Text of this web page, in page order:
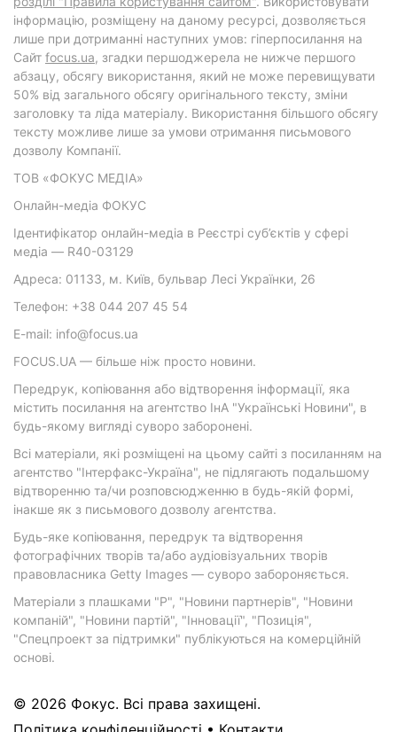
інформацію, розміщену на даному ресурсі, дозволяється
лише при дотриманні наступних умов: гіперпосилання на
Cайт focus.ua, згадки першоджерела не нижче першого
абзацу, обсягу використання, який не може перевищувати
50% від загального обсягу оригінального тексту, зміни
заголовку та ліда матеріалу. Використання більшого обсягу
тексту можливе лише за умови отримання письмового
дозволу Компанії.
ТОВ «ФОКУС МЕДІА»
Онлайн-медіа ФОКУС
Ідентифікатор онлайн-медіа в Реєстрі суб’єктів у сфері
медіа — R40-03129
Адреса: 01133, м. Київ, бульвар Лесі Українки, 26
Телефон: +38 044 207 45 54
E-mail: info@focus.ua
FOCUS.UA — більше ніж просто новини.
Передрук, копіювання або відтворення інформації, яка
містить посилання на агентство ІнА "Українські Новини", в
будь-якому вигляді суворо заборонені.
Всі матеріали, які розміщені на цьому сайті з посиланням на
агентство "Інтерфакс-Україна", не підлягають подальшому
відтворенню та/чи розповсюдженню в будь-якій формі,
інакше як з письмового дозволу агентства.
Будь-яке копіювання, передрук та відтворення
фотографічних творів та/або аудіовізуальних творів
правовласника Getty Images — суворо забороняється.
Матеріали з плашками "Р", "Новини партнерів", "Новини
компаній", "Новини партій", "Інновації", "Позиція",
"Спецпроект за підтримки" публікуються на комерційній
основі.
© 2026 Фокус. Всі права захищені.